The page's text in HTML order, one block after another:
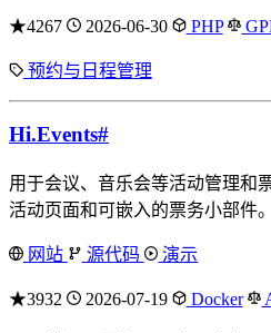
★4267 2026-06-30 PHP
预约与日程管理
Hi.Events#
用于会议、音乐会等活动管理和
活动页面和可嵌入的票务小部件。
网站 源代码 演示
★3932 2026-07-19 Docker